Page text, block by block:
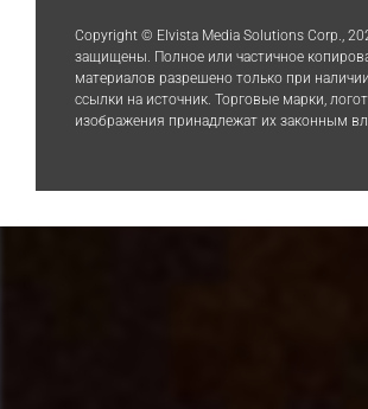
Copyright © Elvista Media Solutions Corp.,
защищены. Полное или частичное
материалов разрешено только при
ссылки на источник. Торговые марки,
изображения принадлежат их законным